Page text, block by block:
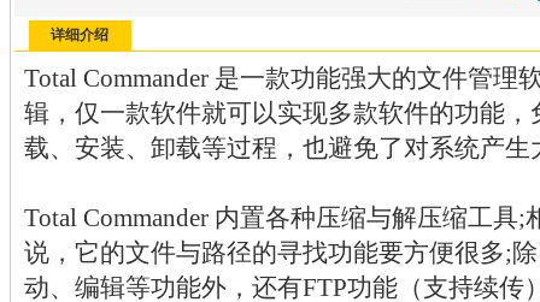
详细介绍
Total Commander 是一款功能强大的文件管理
辑，仅一款软件就可以实现多款软件的功能
载、安装、卸载等过程，也避免了对系统产生
Total Commander 内置各种压缩与解压缩工具;
说，它的文件与路径的寻找功能要方便很多;
动、编辑等功能外，还有FTP功能（支持续传